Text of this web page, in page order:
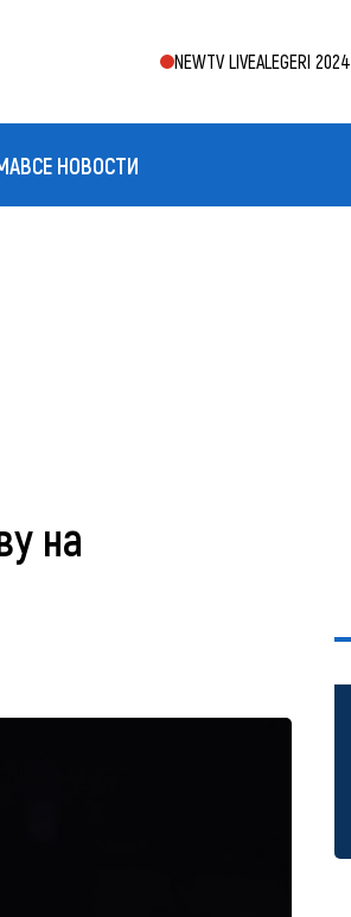
NEWTV LIVEALEGERI 2024
ВСЕ НОВОСТИ
на